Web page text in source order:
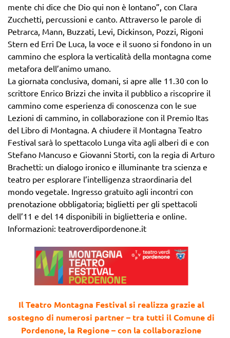
mente chi dice che Dio qui non è lontano”, con Clara
Zucchetti, percussioni e canto. Attraverso le parole di
Petrarca, Mann, Buzzati, Levi, Dickinson, Pozzi, Rigoni
Stern ed Erri De Luca, la voce e il suono si fondono in un
cammino che esplora la verticalità della montagna come
metafora dell’animo umano.
La giornata conclusiva, domani, si apre alle 11.30 con lo
scrittore Enrico Brizzi che invita il pubblico a riscoprire il
cammino come esperienza di conoscenza con le sue
Lezioni di cammino, in collaborazione con il Premio Itas
del Libro di Montagna. A chiudere il Montagna Teatro
Festival sarà lo spettacolo Lunga vita agli alberi di e con
Stefano Mancuso e Giovanni Storti, con la regia di Arturo
Brachetti: un dialogo ironico e illuminante tra scienza e
teatro per esplorare l’intelligenza straordinaria del
mondo vegetale. Ingresso gratuito agli incontri con
prenotazione obbligatoria; biglietti per gli spettacoli
dell’11 e del 14 disponibili in biglietteria e online.
Informazioni: teatroverdipordenone.it
Il Teatro Montagna Festival si realizza grazie al
sostegno di numerosi partner – tra tutti il Comune di
Pordenone, la Regione – con la collaborazione